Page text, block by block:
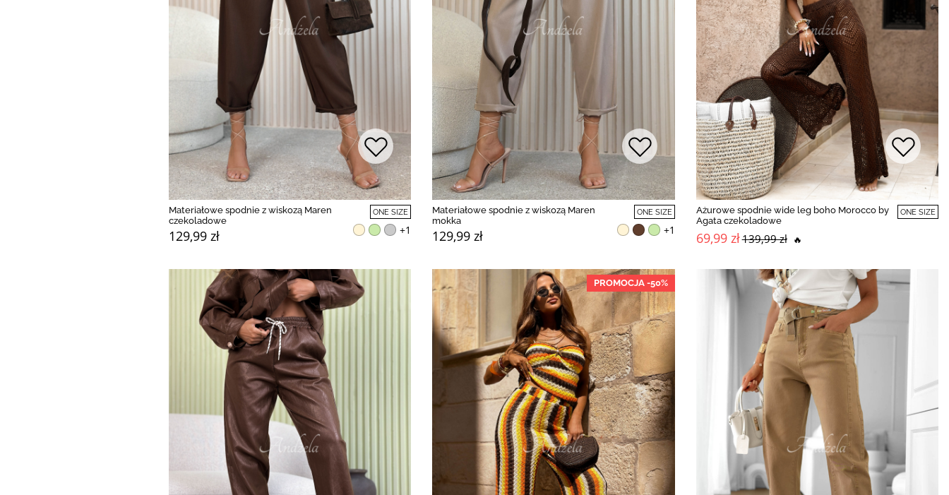
Materiałowe spodnie z wiskozą Maren
czekoladowe
129,99 zł
ONE SIZE
+1
Materiałowe spodnie z wiskozą Maren
mokka
129,99 zł
ONE SIZE
+1
Ażurowe spodnie wide leg boho Morocco by
Agata czekoladowe
69,99 zł139,99 zł 🔥
ONE SIZE
PROMOCJA -50%